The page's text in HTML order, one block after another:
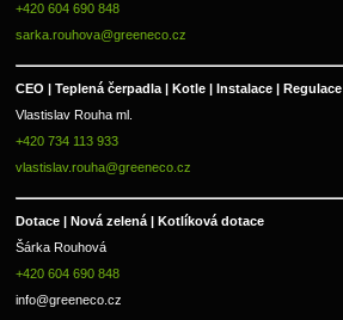
+420 604 690 848
sarka.rouhova@greeneco.cz
CEO | Teplená čerpadla | Kotle | Instalace | Regulace
Vlastislav Rouha ml.
+420 734 113 933
vlastislav.rouha@greeneco.cz
Dotace | Nová zelená | Kotlíková dotace
Šárka Rouhová
+420 604 690 848
info@greeneco.cz